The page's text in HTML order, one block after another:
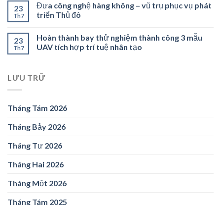
23
Th7
Đưa công nghệ hàng không – vũ trụ phục vụ phát
triển Thủ đô
23
Th7
Hoàn thành bay thử nghiệm thành công 3 mẫu
UAV tích hợp trí tuệ nhân tạo
LƯU TRỮ
Tháng Tám 2026
Tháng Bảy 2026
Tháng Tư 2026
Tháng Hai 2026
Tháng Một 2026
Tháng Tám 2025